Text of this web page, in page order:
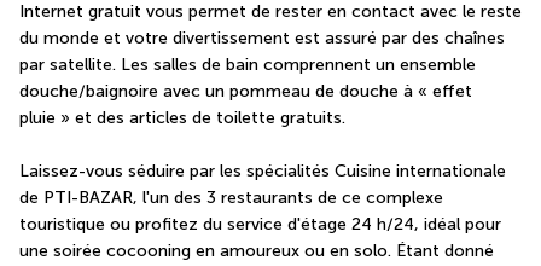
Internet gratuit vous permet de rester en contact avec le reste
du monde et votre divertissement est assuré par des chaînes
par satellite. Les salles de bain comprennent un ensemble
douche/baignoire avec un pommeau de douche à « effet
pluie » et des articles de toilette gratuits.
Laissez-vous séduire par les spécialités Cuisine internationale
de PTI-BAZAR, l'un des 3 restaurants de ce complexe
touristique ou profitez du service d'étage 24 h/24, idéal pour
une soirée cocooning en amoureux ou en solo. Étant donné